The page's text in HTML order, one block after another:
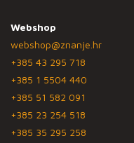
Webshop
webshop@znanje.hr
+385 43 295 718
+385 1 5504 440
+385 51 582 091
+385 23 254 518
+385 35 295 258